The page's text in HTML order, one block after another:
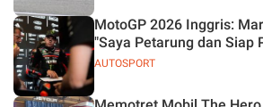
AUTOSPORT
MotoGP 2026 Inggris:
"Saya Petarung dan Siap